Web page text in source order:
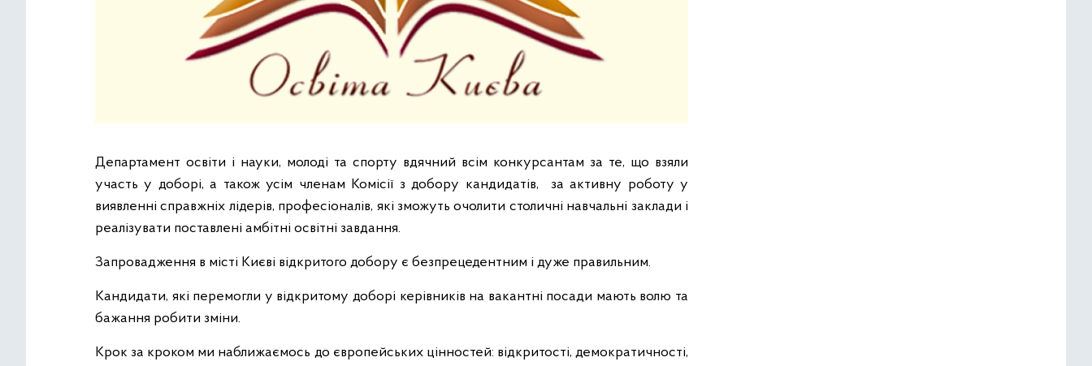
Департамент освіти і науки, молоді та спорту вдячний всім конкурсантам за те, що взяли
участь у доборі, а також усім членам Комісії з добору кандидатів, за активну роботу у
виявленні справжніх лідерів, професіоналів, які зможуть очолити столичні навчальні заклади і
реалізувати поставлені амбітні освітні завдання.
Запровадження в місті Києві відкритого добору є безпрецедентним і дуже правильним.
Кандидати, які перемогли у відкритому доборі керівників на вакантні посади мають волю та
бажання робити зміни.
Крок за кроком ми наближаємось до європейських цінностей: відкритості, демократичності,